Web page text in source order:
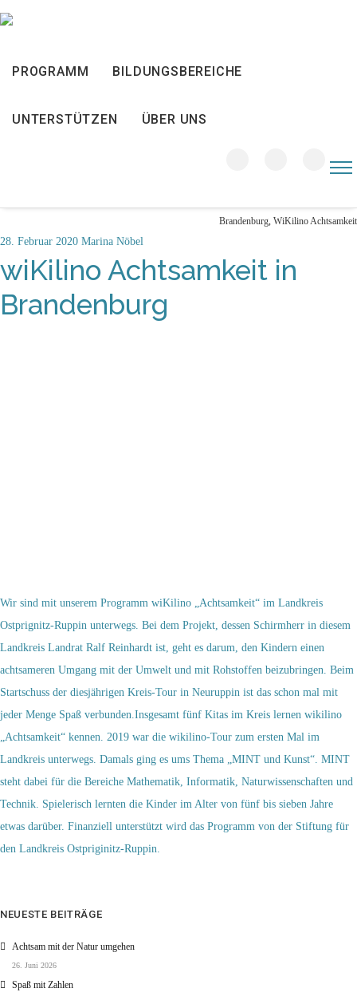
PROGRAMM BILDUNGSBEREICHE
UNTERSTÜTZEN ÜBER UNS
FEB. 2020
Brandenburg, WiKilino Achtsamkeit
28. Februar 2020 Marina Nöbel
wiKilino Achtsamkeit in
Brandenburg
Wir sind mit unserem Programm wiKilino „Achtsamkeit“ im Landkreis
Ostprignitz-Ruppin unterwegs. Bei dem Projekt, dessen Schirmherr in diesem
Landkreis Landrat Ralf Reinhardt ist, geht es darum, den Kindern einen
achtsameren Umgang mit der Umwelt und mit Rohstoffen beizubringen. Beim
Startschuss der diesjährigen Kreis-Tour in Neuruppin ist das schon mal mit
jeder Menge Spaß verbunden.Insgesamt fünf Kitas im Kreis lernen wikilino
„Achtsamkeit“ kennen. 2019 war die wikilino-Tour zum ersten Mal im
Landkreis unterwegs. Damals ging es ums Thema „MINT und Kunst“. MINT
steht dabei für die Bereiche Mathematik, Informatik, Naturwissenschaften und
Technik. Spielerisch lernten die Kinder im Alter von fünf bis sieben Jahre
etwas darüber. Finanziell unterstützt wird das Programm von der Stiftung für
den Landkreis Ostpriginitz-Ruppin.
NEUESTE BEITRÄGE
Achtsam mit der Natur umgehen
26. Juni 2026
Spaß mit Zahlen